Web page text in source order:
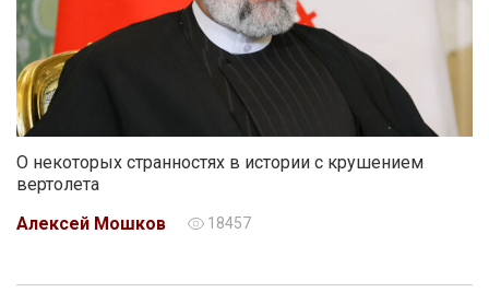
О некоторых странностях в истории с крушением
вертолета
Алексей Мошков
18457